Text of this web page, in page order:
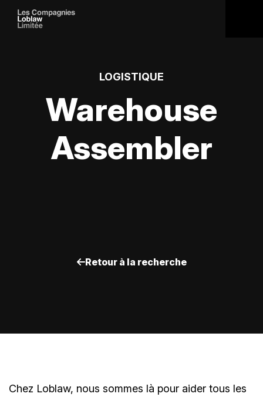
LOGISTIQUE
Warehouse
Assembler
Retour à la recherche
Chez Loblaw, nous sommes là pour aider tous les